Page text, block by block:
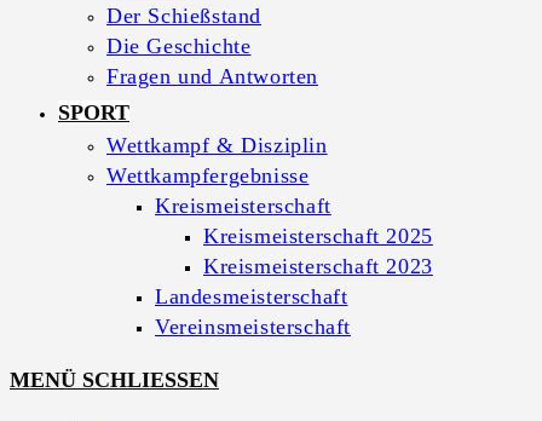
Der Schießstand
Die Geschichte
Fragen und Antworten
SPORT
Wettkampf & Disziplin
Wettkampfergebnisse
Kreismeisterschaft
Kreismeisterschaft 2025
Kreismeisterschaft 2023
Landesmeisterschaft
Vereinsmeisterschaft
MENÜ SCHLIESSEN